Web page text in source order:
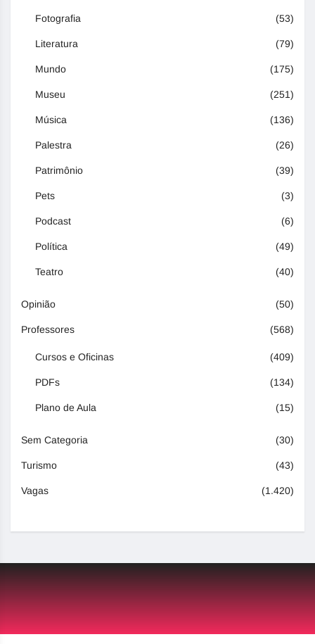
Fotografia (53)
Literatura (79)
Mundo (175)
Museu (251)
Música (136)
Palestra (26)
Patrimônio (39)
Pets (3)
Podcast (6)
Política (49)
Teatro (40)
Opinião (50)
Professores (568)
Cursos e Oficinas (409)
PDFs (134)
Plano de Aula (15)
Sem Categoria (30)
Turismo (43)
Vagas (1.420)